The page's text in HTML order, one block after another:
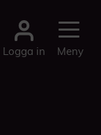
Logga in Meny